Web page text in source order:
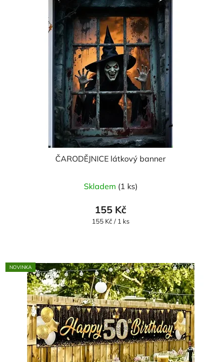
ČARODĚJNICE látkový banner
Skladem (1 ks)
155 Kč
Měrná
155 Kč / 1 ks
NOVINKA